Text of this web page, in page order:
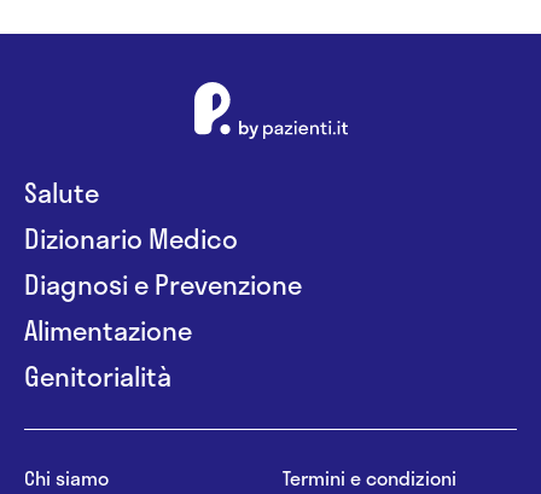
Salute
Dizionario Medico
Diagnosi e Prevenzione
Alimentazione
Genitorialità
Chi siamo
Termini e condizioni